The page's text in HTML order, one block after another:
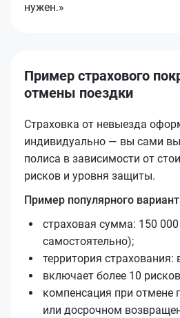
нужен.»
Пример страхового
отмены поездки
Страховка от невыезда
индивидуально — вы сами
полиса в зависимости от
рисков и уровня защиты.
Пример популярного
страховая сумма: 150
самостоятельно);
территория страхования:
включает более 10
компенсация при отмене
или досрочном